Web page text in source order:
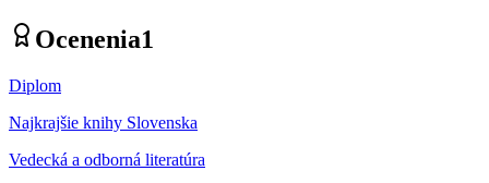
Ocenenia1
Diplom
Najkrajšie knihy Slovenska
Vedecká a odborná literatúra